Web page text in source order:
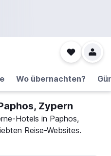
Wo übernachten?
Zypern
Hotels in Paphos,
Reise-Websites.